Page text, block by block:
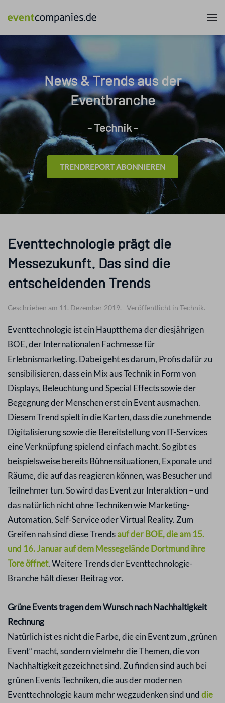
News & Trends aus der
Eventbranche
- Technik -
TRENDREPORT ABONNIEREN
Eventtechnologie prägt die
Messezukunft. Das sind die
entscheidenden Trends
Geschrieben am 11. Dezember 2019. Veröffentlicht in Technik.
Eventtechnologie ist ein Hauptthema der diesjährigen
BOE, der Internationalen Fachmesse für
Erlebnismarketing. Dabei geht es darum, Profis dafür zu
sensibilisieren, dass ein Mix aus Technik in Form von
Displays, Beleuchtung und Special Effects sowie der
Begegnung der Menschen erst ein Event ausmachen.
Diesem Trend spielt in die Karten, dass die zunehmende
Digitalisierung sowie die Bereitstellung von IT-Services
eine Verknüpfung spielend einfach macht. So gibt es
beispielsweise bereits Bühnensituationen, Exponate und
Räume, die auf das reagieren können, was Besucher und
Teilnehmer tun. So wird das Event zur Interaktion – und
das natürlich nicht ohne Techniken wie Marketing-
Automation, Self-Service oder Virtual Reality. Zum
Greifen nah sind diese Trendsauf der BOE, die am 15.
und 16. Januar auf dem Messegelände Dortmund ihre
Tore öffnet. Weitere Trends der Eventtechnologie-
Branche hält dieser Beitrag vor.
Grüne Events tragen dem Wunsch nach Nachhaltigkeit
Rechnung
Natürlich ist es nicht die Farbe, die ein Event zum „grünen
Event“ macht, sondern vielmehr die Themen, die von
Nachhaltigkeit gezeichnet sind. Zu finden sind auch bei
grünen Events Techniken, die aus der modernen
Eventtechnologie kaum mehr wegzudenken sind unddie